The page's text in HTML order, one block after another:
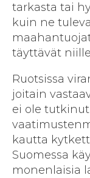
tarkasta tai
kuin ne
täyttävät
Ruotsissa
joitain
ei ole
kautta
Suomessa
monenlaisia